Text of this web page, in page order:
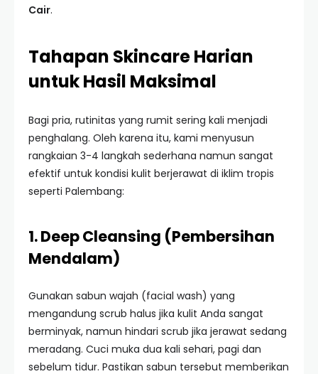
Cair.
Tahapan Skincare Harian
untuk Hasil Maksimal
Bagi pria, rutinitas yang rumit sering kali menjadi
penghalang. Oleh karena itu, kami menyusun
rangkaian 3-4 langkah sederhana namun sangat
efektif untuk kondisi kulit berjerawat di iklim tropis
seperti Palembang:
1. Deep Cleansing (Pembersihan
Mendalam)
Gunakan sabun wajah (facial wash) yang
mengandung scrub halus jika kulit Anda sangat
berminyak, namun hindari scrub jika jerawat sedang
meradang. Cuci muka dua kali sehari, pagi dan
sebelum tidur. Pastikan sabun tersebut memberikan